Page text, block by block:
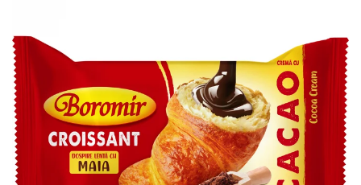
Cozonac Casa Boromir
Cozonac Pricomigdala
Cozonac Magnum
Cozonac Vegan (de post)
Cozonac Collection
Cozo-Bun
Cozonac Cadou